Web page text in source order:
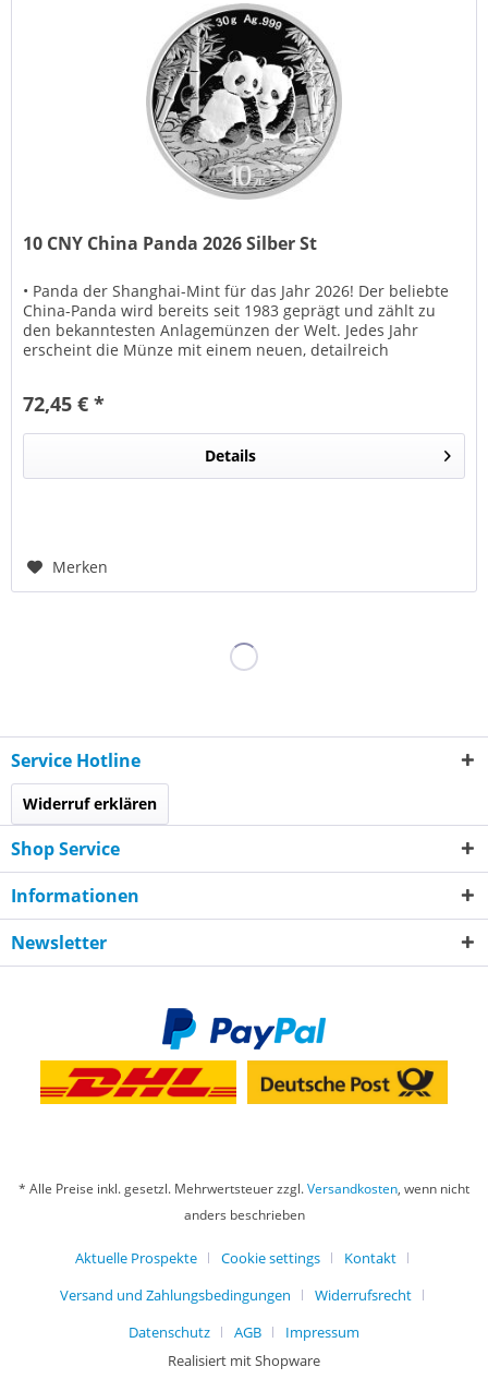
10 CNY China Panda 2026 Silber St
• Panda der Shanghai-Mint für das Jahr 2026! Der beliebte
China-Panda wird bereits seit 1983 geprägt und zählt zu
den bekanntesten Anlagemünzen der Welt. Jedes Jahr
erscheint die Münze mit einem neuen, detailreich
72,45 € *
Details
Merken
Service Hotline
Widerruf erklären
Shop Service
Informationen
Newsletter
* Alle Preise inkl. gesetzl. Mehrwertsteuer zzgl.Versandkosten, wenn nicht
anders beschrieben
Aktuelle Prospekte Cookie settings
Kontakt
Versand und Zahlungsbedingungen
Widerrufsrecht
Datenschutz
AGB
Impressum
Realisiert mit Shopware